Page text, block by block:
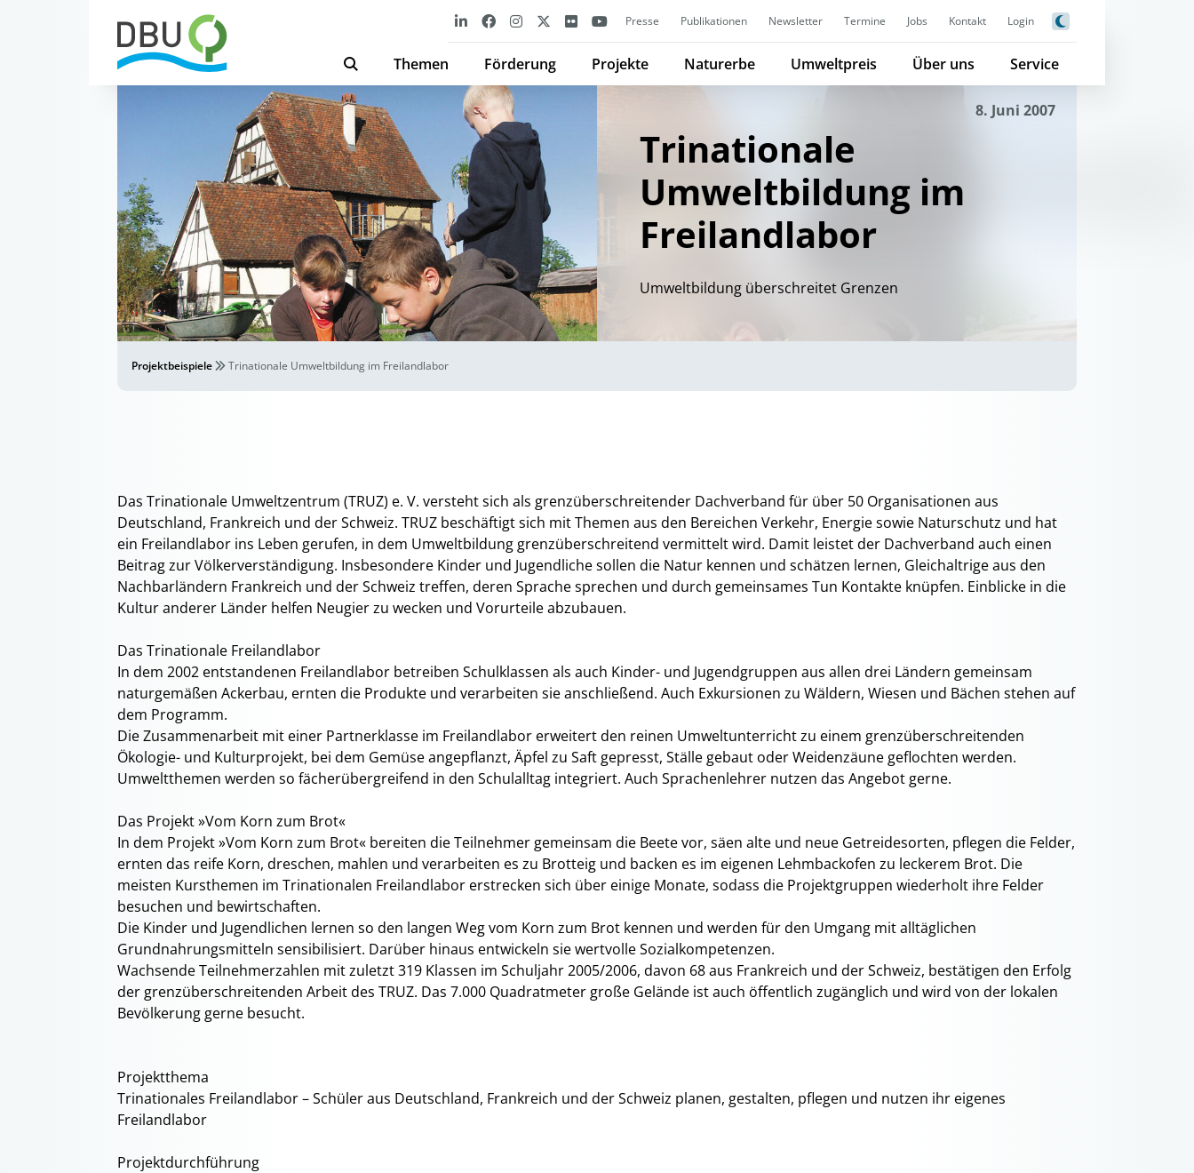
Presse Publikationen Newsletter Termine Jobs Kontakt Login
Themen Förderung Projekte Naturerbe Umweltpreis Über uns Service
8. Juni 2007
Trinationale
Umweltbildung im
Freilandlabor
Umweltbildung überschreitet Grenzen
Projektbeispiele Trinationale Umweltbildung im Freilandlabor
Das Trinationale Umweltzentrum (TRUZ) e. V. versteht sich als grenzüberschreitender Dachverband für über 50 Organisationen aus
Deutschland, Frankreich und der Schweiz. TRUZ beschäftigt sich mit Themen aus den Bereichen Verkehr, Energie sowie Naturschutz und hat
ein Freilandlabor ins Leben gerufen, in dem Umweltbildung grenzüberschreitend vermittelt wird. Damit leistet der Dachverband auch einen
Beitrag zur Völkerverständigung. Insbesondere Kinder und Jugendliche sollen die Natur kennen und schätzen lernen, Gleichaltrige aus den
Nachbarländern Frankreich und der Schweiz treffen, deren Sprache sprechen und durch gemeinsames Tun Kontakte knüpfen. Einblicke in die
Kultur anderer Länder helfen Neugier zu wecken und Vorurteile abzubauen.
Das Trinationale Freilandlabor
In dem 2002 entstandenen Freilandlabor betreiben Schulklassen als auch Kinder- und Jugendgruppen aus allen drei Ländern gemeinsam
naturgemäßen Ackerbau, ernten die Produkte und verarbeiten sie anschließend. Auch Exkursionen zu Wäldern, Wiesen und Bächen stehen auf
dem Programm.
Die Zusammenarbeit mit einer Partnerklasse im Freilandlabor erweitert den reinen Umweltunterricht zu einem grenzüberschreitenden
Ökologie- und Kulturprojekt, bei dem Gemüse angepflanzt, Äpfel zu Saft gepresst, Ställe gebaut oder Weidenzäune geflochten werden.
Umweltthemen werden so fächerübergreifend in den Schulalltag integriert. Auch Sprachenlehrer nutzen das Angebot gerne.
Das Projekt »Vom Korn zum Brot«
In dem Projekt »Vom Korn zum Brot« bereiten die Teilnehmer gemeinsam die Beete vor, säen alte und neue Getreidesorten, pflegen die Felder,
ernten das reife Korn, dreschen, mahlen und verarbeiten es zu Brotteig und backen es im eigenen Lehmbackofen zu leckerem Brot. Die
meisten Kursthemen im Trinationalen Freilandlabor erstrecken sich über einige Monate, sodass die Projektgruppen wiederholt ihre Felder
besuchen und bewirtschaften.
Die Kinder und Jugendlichen lernen so den langen Weg vom Korn zum Brot kennen und werden für den Umgang mit alltäglichen
Grundnahrungsmitteln sensibilisiert. Darüber hinaus entwickeln sie wertvolle Sozialkompetenzen.
Wachsende Teilnehmerzahlen mit zuletzt 319 Klassen im Schuljahr 2005/2006, davon 68 aus Frankreich und der Schweiz, bestätigen den Erfolg
der grenzüberschreitenden Arbeit des TRUZ. Das 7.000 Quadratmeter große Gelände ist auch öffentlich zugänglich und wird von der lokalen
Bevölkerung gerne besucht.
Projektthema
Trinationales Freilandlabor – Schüler aus Deutschland, Frankreich und der Schweiz planen, gestalten, pflegen und nutzen ihr eigenes
Freilandlabor
Projektdurchführung